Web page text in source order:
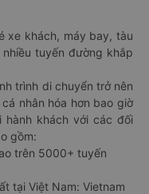
xe khách, máy bay, tàu
tuyến đường khắp
trình di chuyển trở nên
nhân hóa hơn bao giờ
hành khách với các đối
gồm:
trên 5000+ tuyến
tại Việt Nam: Vietnam